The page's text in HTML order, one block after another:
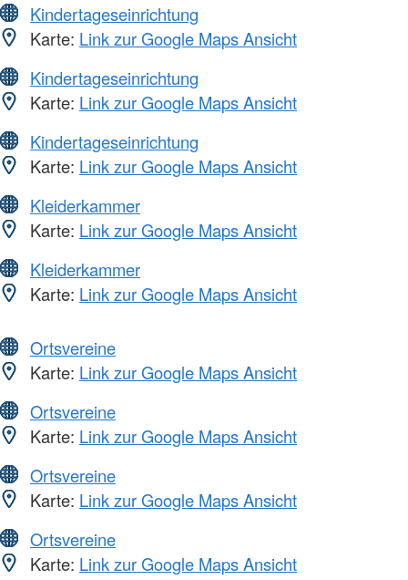
Kindertageseinrichtung
Karte: Link zur Google Maps Ansicht
Kindertageseinrichtung
Karte: Link zur Google Maps Ansicht
Kindertageseinrichtung
Karte: Link zur Google Maps Ansicht
Kleiderkammer
Karte: Link zur Google Maps Ansicht
Kleiderkammer
Karte: Link zur Google Maps Ansicht
Ortsvereine
Karte: Link zur Google Maps Ansicht
Ortsvereine
Karte: Link zur Google Maps Ansicht
Ortsvereine
Karte: Link zur Google Maps Ansicht
Ortsvereine
Karte: Link zur Google Maps Ansicht